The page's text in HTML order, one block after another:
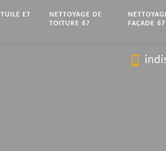
ET
NETTOYAGE DE
TOITURE 67
FAÇADE 67